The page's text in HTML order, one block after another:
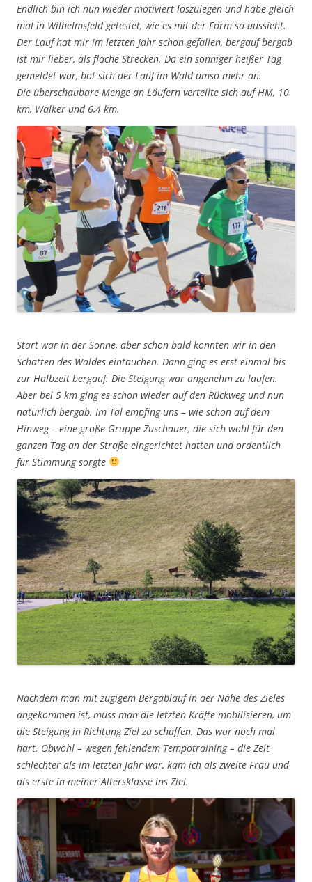
Endlich bin ich nun wieder motiviert loszulegen und habe gleich
mal in Wilhelmsfeld getestet, wie es mit der Form so aussieht.
Der Lauf hat mir im letzten Jahr schon gefallen, bergauf bergab
ist mir lieber, als flache Strecken. Da ein sonniger heißer Tag
gemeldet war, bot sich der Lauf im Wald umso mehr an.
Die überschaubare Menge an Läufern verteilte sich auf HM, 10
km, Walker und 6,4 km.
Start war in der Sonne, aber schon bald konnten wir in den
Schatten des Waldes eintauchen. Dann ging es erst einmal bis
zur Halbzeit bergauf. Die Steigung war angenehm zu laufen.
Aber bei 5 km ging es schon wieder auf den Rückweg und nun
natürlich bergab. Im Tal empfing uns – wie schon auf dem
Hinweg – eine große Gruppe Zuschauer, die sich wohl für den
ganzen Tag an der Straße eingerichtet hatten und ordentlich
für Stimmung sorgte
Nachdem man mit zügigem Bergablauf in der Nähe des Zieles
angekommen ist, muss man die letzten Kräfte mobilisieren, um
die Steigung in Richtung Ziel zu schaffen. Das war noch mal
hart. Obwohl – wegen fehlendem Tempotraining – die Zeit
schlechter als im letzten Jahr war, kam ich als zweite Frau und
als erste in meiner Altersklasse ins Ziel.